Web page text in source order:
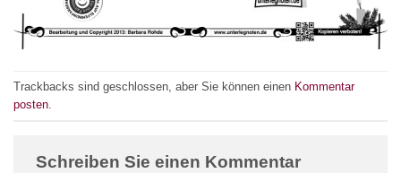
Trackbacks sind geschlossen, aber Sie können einen Kommentar
posten
Schreiben Sie einen Kommentar